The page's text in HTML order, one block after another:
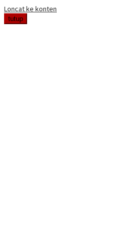
Loncat ke konten
tutup